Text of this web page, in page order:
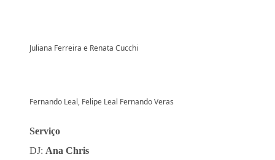
Juliana Ferreira e Renata Cucchi
Fernando Leal, Felipe Leal Fernando Veras
Serviço
DJ: Ana Chris